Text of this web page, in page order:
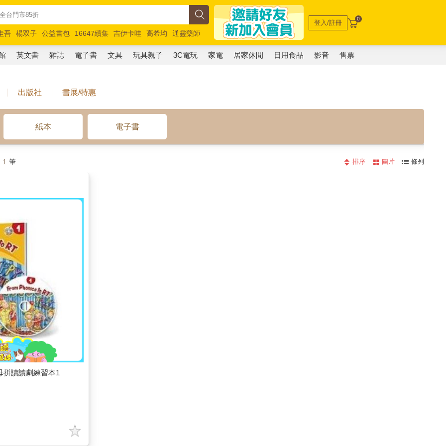
吾 楊双子 公益書包 16647續集 吉伊卡哇 高希均
通靈藥師
路邊攤新作
馬斯克 玩具總動員5 超慢跑
登入/註冊 0
英文書 雜誌 電子書 文具 玩具親子 3C電玩 家電 居家休閒 日用食品 影音 售票
出版社 書展/特惠
紙本 電子書
1 筆 排序 圖片 條列
拼讀讀劇練習本1